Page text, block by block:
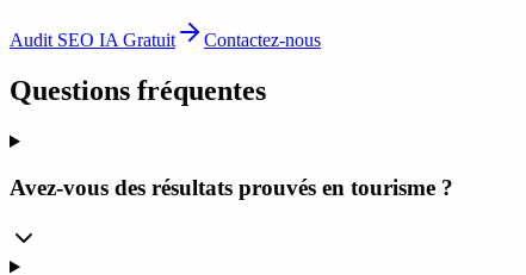
Audit SEO IA Gratuit Contactez-nous
Questions fréquentes
Avez-vous des résultats prouvés en tourisme ?